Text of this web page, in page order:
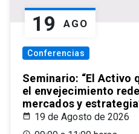
19 AGO
Conferencias
Seminario: “El Activo
el envejecimiento
mercados y
19 de Agosto de 2026